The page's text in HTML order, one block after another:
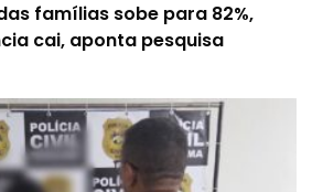
famílias sobe para 82%,
cai, aponta pesquisa